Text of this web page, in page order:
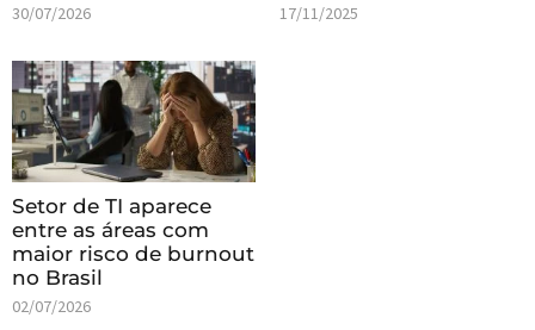
30/07/2026 17/11/2025
Setor de TI aparece
entre as áreas com
maior risco de burnout
no Brasil
02/07/2026